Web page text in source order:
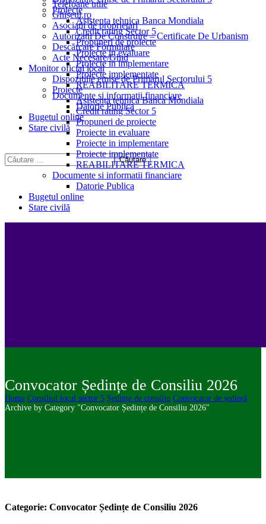
Proiecte
Asistenta tehnica Banca Mondiala
Credit rating Sector 5
Propuneri de proiecte
Proiecte in evaluare
Proiecte in implementare
Proiecte implementate
REABILITARE TERMICA
Documente si informatii financiare
Datorie Publica
Bugetul online
Stare civilă
Telefoane utile
Ghișeul.ro
Asociații de proprietari
Autorizații De Construire – Certificate De Urbanism
Descărcare Formulare
Acte Necesare/Ghid
Monitor oficial local
Dispozitiile emise de Primarul Sectorului 5
Proiecte
Asistenta tehnica Banca Mondiala
Credit rating Sector 5
Propuneri de proiecte
Proiecte in evaluare
Proiecte in implementare
Proiecte implementate
REABILITARE TERMICA
Documente si informatii financiare
Datorie Publica
Bugetul online
Stare civilă
Convocator Ședințe de Consiliu 2026
Home Consiliul local sector 5 Ședințe de consiliu Convocator de ședință
Archive by Category "Convocator Ședințe de Consiliu 2026"
Categorie: Convocator Ședințe de Consiliu 2026